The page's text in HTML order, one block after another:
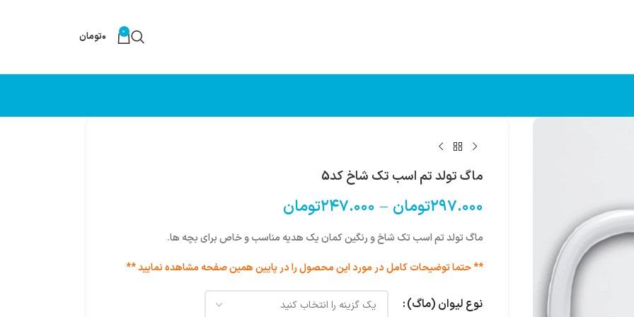
0 ۰تومان
ماگ تولد تم اسب تک شاخ کد5
۲۹۷.۰۰۰تومان – ۲۴۷.۰۰۰تومان
ماگ تولد تم اسب تک شاخ و رنگین کمان یک هدیه مناسب و خاص برای بچه ها.
** حتما توضیحات کامل در مورد این محصول را در پایین همین صفحه مشاهده نمایید **
نوع لیوان (ماگ)